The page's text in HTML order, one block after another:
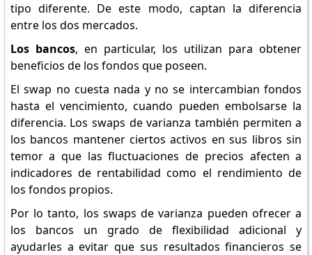
tipo diferente. De este modo, captan la diferencia
entre los dos mercados.
Los bancos, en particular, los utilizan para obtener
beneficios de los fondos que poseen.
El swap no cuesta nada y no se intercambian fondos
hasta el vencimiento, cuando pueden embolsarse la
diferencia. Los swaps de varianza también permiten a
los bancos mantener ciertos activos en sus libros sin
temor a que las fluctuaciones de precios afecten a
indicadores de rentabilidad como el rendimiento de
los fondos propios.
Por lo tanto, los swaps de varianza pueden ofrecer a
los bancos un grado de flexibilidad adicional y
ayudarles a evitar que sus resultados financieros se